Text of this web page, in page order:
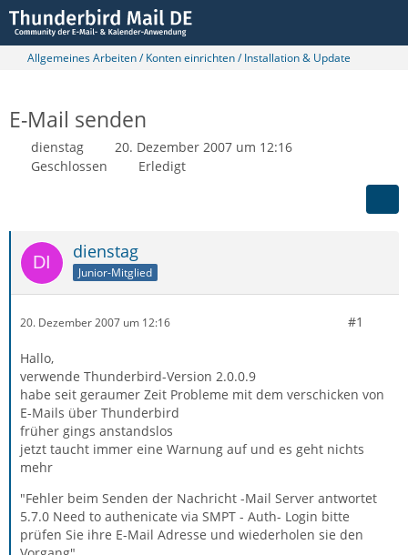
Allgemeines Arbeiten / Konten einrichten / Installation & Update
E-Mail senden
dienstag
20. Dezember 2007 um 12:16
Geschlossen
Erledigt
dienstag
Junior-Mitglied
20. Dezember 2007 um 12:16 #1
Hallo,
verwende Thunderbird-Version 2.0.0.9
habe seit geraumer Zeit Probleme mit dem verschicken von
E-Mails über Thunderbird
früher gings anstandslos
jetzt taucht immer eine Warnung auf und es geht nichts
mehr
"Fehler beim Senden der Nachricht -Mail Server antwortet
5.7.0 Need to authenicate via SMPT - Auth- Login bitte
prüfen Sie ihre E-Mail Adresse und wiederholen sie den